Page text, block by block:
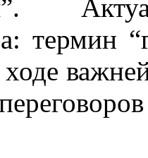
”.
термин